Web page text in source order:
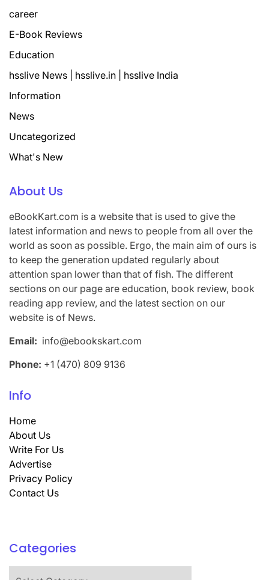
career
E-Book Reviews
Education
hsslive News | hsslive.in | hsslive India
Information
News
Uncategorized
What's New
About Us
eBookKart.com is a website that is used to give the
latest information and news to people from all over the
world as soon as possible. Ergo, the main aim of ours is
to keep the generation updated regularly about
attention span lower than that of fish. The different
sections on our page are education, book review, book
reading app review, and the latest section on our
website is of News.
Email: info@ebookskart.com
Phone: +1 (470) 809 9136
Info
Home
About Us
Write For Us
Advertise
Privacy Policy
Contact Us
Categories